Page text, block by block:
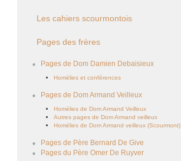
Les cahiers scourmontois
Pages des frères
Pages de Dom Damien Debaisieux
Homélies et conférences
Pages de Dom Armand Veilleux
Homélies de Dom Armand Veilleux
Autres pages de Dom Armand veilleux
Homélies de Dom Armand veilleux (Scourmont)
Pages de Père Bernard De Give
Pages du Père Omer De Ruyver